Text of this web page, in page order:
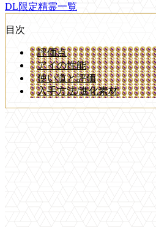
DL限定精霊一覧
目次
評価点
アイの性能
使い道と評価
入手方法/進化素材